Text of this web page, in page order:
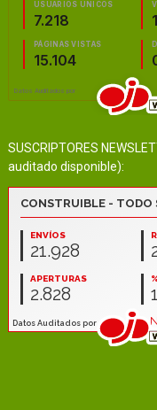
SUSCRIPTORES
auditado disponible):